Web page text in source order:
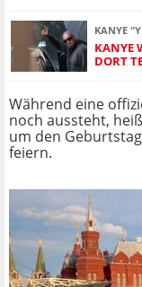
KANYE
KANYE
DORT
Während eine
noch aussteht,
um den
feiern.